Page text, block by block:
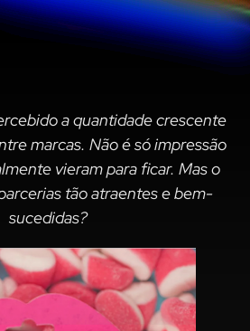
a quantidade crescente
marcas. Não é só impressão
vieram para ficar. Mas o
tão atraentes e bem-
sucedidas?